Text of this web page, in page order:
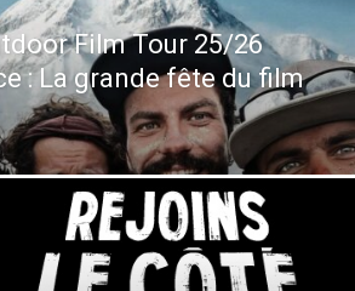
Film Tour 25/26
: La grande fête du film